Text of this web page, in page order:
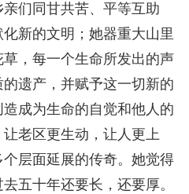
们同甘共苦、平等互助
新的文明；她器重大山里
，每一个生命所发出的声
遗产，并赋予这一切新的
成为生命的自觉和他人的
老区更生动，让人更上
层面延展的传奇。她觉得
五十年还要长，还要厚。